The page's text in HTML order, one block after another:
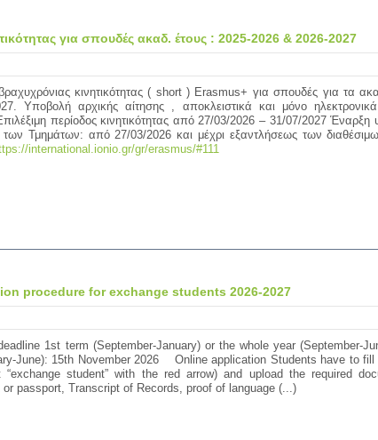
για σπουδές ακαδ. έτους : 2025-2026 & 2026-2027
κινητικότητας ( short ) Erasmus+ για σπουδές για τα
Υποβολή αρχικής αίτησης , αποκλειστικά και μόνο
περίοδος κινητικότητας από 27/03/2026 – 31/07/2027 Έναρξη
των Τμημάτων: από 27/03/2026 και μέχρι εξαντλήσεως των
international.ionio.gr/gr/erasmus/#111
procedure for exchange students 2026-2027
1st term (September-January) or the whole year (September-
June): 15th November 2026 Online application Students have to fill
“exchange student” with the red arrow) and upload the required
or passport, Transcript of Records, proof of language (...)